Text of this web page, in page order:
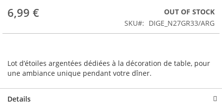
of
images
6,99 €
OUT OF STOCK
SKU
DIGE_N27GR33/ARG
Lot d’étoiles argentées dédiées à la décoration de table, pour
une ambiance unique pendant votre dîner.
Details